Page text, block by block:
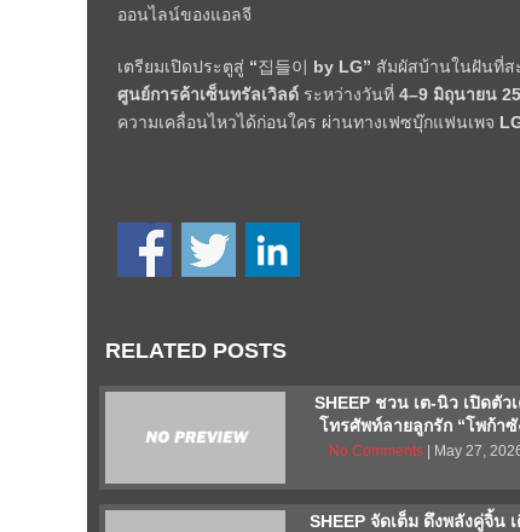
ออนไลน์ของแอลจี
เตรียมเปิดประตูสู่ “집들이 by LG” สัมผัสบ้านในฝันที่
ศูนย์การค้าเซ็นทรัลเวิลด์ ระหว่างวันที่ 4–9 มิถุนายน
ความเคลื่อนไหวได้ก่อนใคร ผ่านทางเฟซบุ๊กแฟนเพจ
RELATED POSTS
SHEEP ชวน เต-นิว เปิดตัว
โทรศัพท์ลายลูกรัก “โพก้าซั
No Comments | May 27,
SHEEP จัดเต็ม ดึงพลังคู่จิ้น